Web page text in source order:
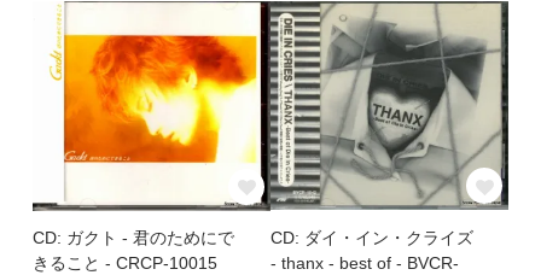
CD: ガクト - 君のためにで
きること - CRCP-10015
CD: ダイ・イン・クライズ
- thanx - best of - BVCR-